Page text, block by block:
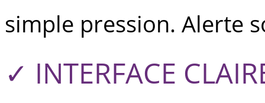
simple pression. Alerte
✓ INTERFACE